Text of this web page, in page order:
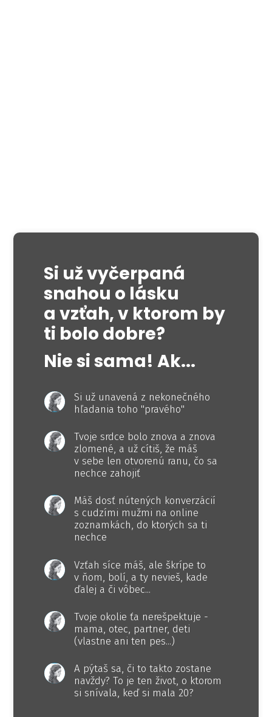
Si už vyčerpaná
snahou o lásku
a vzťah, v ktorom by
ti bolo dobre?
Nie si sama! Ak...
Si už unavená z nekonečného
hľadania toho "pravého"
Tvoje srdce bolo znova a znova
zlomené, a už cítiš, že máš
v sebe len otvorenú ranu, čo sa
nechce zahojiť
Máš dosť nútených konverzácií
s cudzími mužmi na online
zoznamkách, do ktorých sa ti
nechce
Vzťah síce máš, ale škrípe to
v ňom, bolí, a ty nevieš, kade
ďalej a či vôbec...
Tvoje okolie ťa nerešpektuje -
mama, otec, partner, deti
(vlastne ani ten pes...)
A pýtaš sa, či to takto zostane
navždy? To je ten život, o ktorom
si snívala, keď si mala 20?